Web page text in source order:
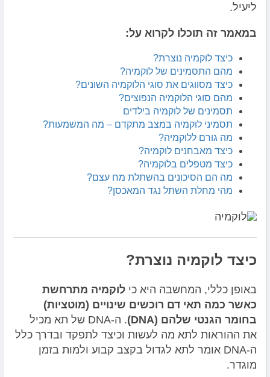
ליעיל.
במאמר זה תוכלו לקרוא על:
כיצד לוקמיה נוצרת?
מהם התסמינים של לוקמיה?
כיצד מסווגים את סוגי הלוקמיה השונים?
מהם סוגי הלוקמיה הנפוצים?
תסמינים של לוקמיה בילדים
תסמיני לוקמיה במצב מתקדם – מה המשמעות?
מה גורם ללוקמיה?
כיצד מאבחנים לוקמיה?
כיצד מטפלים בלוקמיה?
מה הם הסיכונים בהשתלת מח עצם?
מהי מחלת השתל נגד המאכסן?
כיצד לוקמיה נוצרת?
באופן כללי, המחשבה היא כי לוקמיה מתרחשת
כאשר כמה תאי דם רוכשים שינויים (מוטציות)
בחומר הגנטי שלהם (DNA)
. ה-DNA של תא מכיל
את ההוראות לתא מה לעשות וכיצד לתפקד ובדרך כלל
ה-DNA אומר לתא לגדול בקצב קבוע ולמות בזמן
מוגדר.